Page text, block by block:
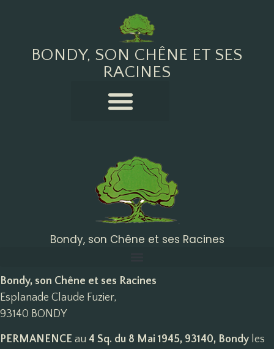
BONDY, SON CHÊNE ET SES
RACINES
Bondy, son Chêne et ses Racines
Bondy, son Chêne et ses Racines
Esplanade Claude Fuzier,
93140 BONDY
PERMANENCE au 4 Sq. du 8 Mai 1945, 93140, Bondy les